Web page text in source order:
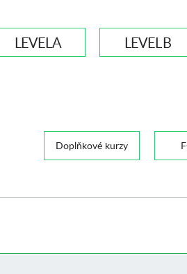
LEVEL A LEVEL B
Doplňkové kurzy